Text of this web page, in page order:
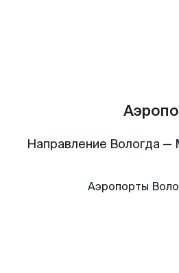
Направление Вологда
Аэропорты